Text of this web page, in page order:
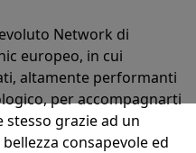
Network di
europeo, in cui
, altamente performanti
per accompagnarti
stesso grazie ad un
consapevole ed